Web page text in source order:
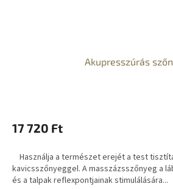
Akupresszúrás
17 720 Ft
Használja a természet erejét a test
kavicsszőnyeggel. A masszázsszőnyeg a
és a talpak reflexpontjainak stimulálására...